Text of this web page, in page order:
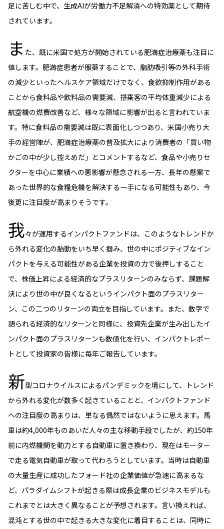
サステナビリティレポート等
足に苦しむ中で、生成AIが労働力不足解消への特効薬として期待
されています。
ま た、既に米国で処方が開始されている肥満症治療薬も注目に
値します。肥満症患者が服薬することで、脂肪吸引等の外科手術
の減少といったヘルスケア領域だけでなく、食欲抑制作用がある
ことから食料品や飲料品の需要減、搭乗客の平均体重減少による
航空機の燃費改善など、様々な領域に影響が出ると言われていま
す。特に食料品の需要減は既に表面化しつつあり、米国小売り大
手の経営陣が、肥満症治療薬の普及拡大により消費者の「買い物
かごの中が少し控えめだ」とコメントするなど、食品や小売りセ
クターを中心に業績への悪影響が懸念される一方、長年の懸案で
あった世界的な食糧危機を解決する一手になる可能性もあり、今
後更に注目度が高まりそうです。
我々が運用するインパクトファンドは、このようなトレンドか
ら外れる変化の胎動をいち早く掴み、世の中にポジティブなイン
パクトを与える可能性がある企業を投資の力で後押しすること
で、株価上昇による経済的なプラスリターンのみならず、課題解
決により世の中が良くなるというインパクト面のプラスリター
ン、この二つのリターンの両立を目指しています。また、数字で
語られる経済的なリターンと同様に、投資先企業が生み出したイ
ンパクト面のプラスリターンも数値化を行い、インパクトレポー
トとして投資家の皆様に毎年ご報告しています。
新型コロナウイルスによるパンデミックを境にして、トレンド
から外れる変化が数多く起きていることと、インパクトファンド
への注目度の高まりは、単なる偶然ではないように思えます。馬
車は約4,000年ものあいだ人々の主な移動手段でしたが、約150年
前に内燃機関を動力とする自動車に置き換わり、現在はモーター
で走る電気自動車が取って代わろうとしています。当時は自動車
の大量生産に成功したフォード社の企業価値が急速に高まるな
ど、パラダイムシフトが起きる際は成長企業のビジネスモデルも
これまでとは大きく異なることが予想されます。言い換えれば、
混沌とする世の中で起きる大きな変化に着目することは、同時に